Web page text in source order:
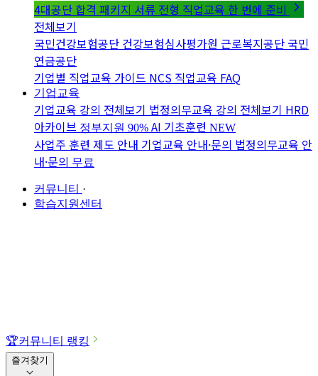
4대공단 합격 패키지 서류 전형 직업교육 한 번에 준비
전체보기
국민건강보험공단 건강보험심사평가원 근로복지공단 국민
연금공단
기업별 직업교육 가이드 NCS 직업교육 FAQ
기업교육
기업교육 강의 전체보기 법정의무교육 강의 전체보기 HRD
아카이브 정부지원 90% AI 기초훈련 NEW
사업주 훈련 제도 안내 기업교육 안내·문의 법정의무교육 안
내·문의 무료
커뮤니티 ·
학습지원센터
🏆커뮤니티 랭킹
즐겨찾기